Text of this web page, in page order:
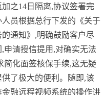
之14日隔离,协议签署完
员根据总行下发的《关于
通知》,明确鼓励客户尽
申请授信提用,对确实无法
简化面签核保手续,这无疑
了极大的便利。随即,该
融远程视频系统的操作讲